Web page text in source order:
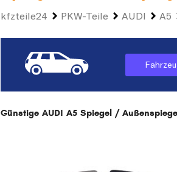
kfzteile24 PKW-Teile AUDI A5
Günstige AUDI A5 Spiegel /